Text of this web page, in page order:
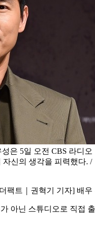
은 5일 오전 CBS 라디오
신의 생각을 피력했다. /
팩트｜권혁기 기자] 배
아닌 스튜디오로 직